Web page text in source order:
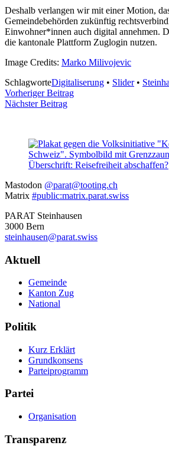
Deshalb verlangen wir mit einer Motion,
Gemeindebehörden zukünftig
Einwohner*innen auch digital annehmen.
die kantonale Plattform Zuglogin nutzen.
Image Credits: Marko Milivojevic
SchlagworteDigitaliserung • Slider•
Beitragsnavigation
Vorheriger Beitrag
Nächster Beitrag
Weitere
Informationen
Mastodon @parat@tooting.ch
Matrix #public:matrix.parat.swiss
PARAT Steinhausen
3000 Bern
steinhausen@parat.swiss
Navigation
Aktuell
Gemeinde
Kanton Zug
National
Politik
Kurz Erklärt
Grundkonsens
Parteiprogramm
Partei
Organisation
Transparenz